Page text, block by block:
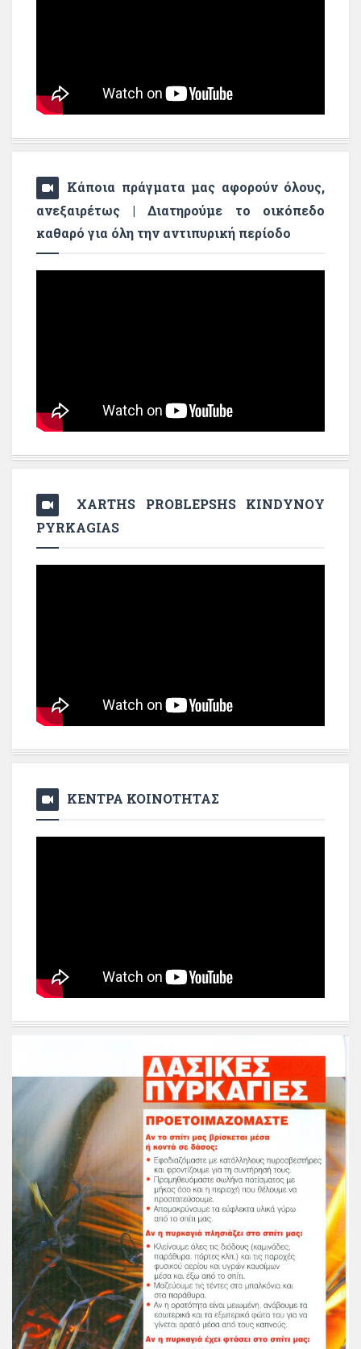
Κάποια πράγματα μας αφορούν όλους,
ανεξαιρέτως | Διατηρούμε το οικόπεδο
καθαρό για όλη την αντιπυρική περίοδο
XARTHS PROBLEPSHS KINDYNOY
PYRKAGIAS
ΚΕΝΤΡΑ ΚΟΙΝΟΤΗΤΑΣ